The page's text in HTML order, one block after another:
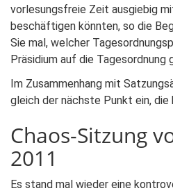
vorlesungsfreie Zeit ausgiebig
beschäftigen könnten, so die
Sie mal, welcher
Präsidium auf die
Im Zusammenhang mit
gleich der nächste Punkt ein,
Chaos-Sitzung
2011
Es stand mal wieder eine